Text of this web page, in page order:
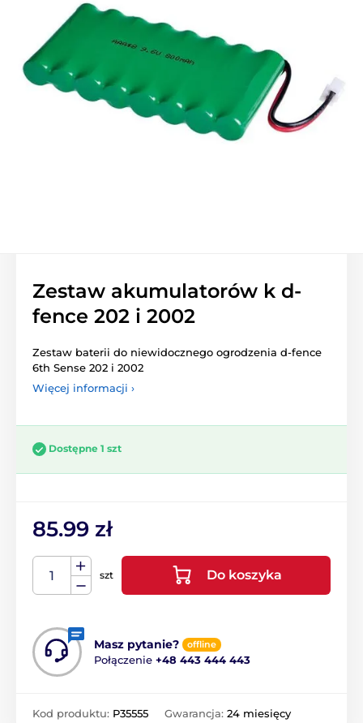
Zestaw akumulatorów k d-
fence 202 i 2002
Zestaw baterii do niewidocznego ogrodzenia d-fence
6th Sense 202 i 2002
Więcej informacji ›
Dostępne 1 szt
85.99 zł
szt Do koszyka
Masz pytanie? offline
Połączenie +48 443 444 443
Kod produktu: P35555 Gwarancja: 24 miesięcy